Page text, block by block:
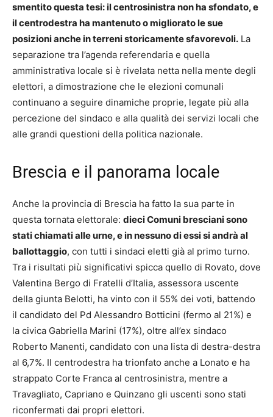
smentito questa tesi: il centrosinistra non ha sfondato, e
il centrodestra ha mantenuto o migliorato le sue
posizioni anche in terreni storicamente sfavorevoli. La
separazione tra l’agenda referendaria e quella
amministrativa locale si è rivelata netta nella mente degli
elettori, a dimostrazione che le elezioni comunali
continuano a seguire dinamiche proprie, legate più alla
percezione del sindaco e alla qualità dei servizi locali che
alle grandi questioni della politica nazionale.
Brescia e il panorama locale
Anche la provincia di Brescia ha fatto la sua parte in
questa tornata elettorale: dieci Comuni bresciani sono
stati chiamati alle urne, e in nessuno di essi si andrà al
ballottaggio, con tutti i sindaci eletti già al primo turno.
Tra i risultati più significativi spicca quello di Rovato, dove
Valentina Bergo di Fratelli d’Italia, assessora uscente
della giunta Belotti, ha vinto con il 55% dei voti, battendo
il candidato del Pd Alessandro Botticini (fermo al 21%) e
la civica Gabriella Marini (17%), oltre all’ex sindaco
Roberto Manenti, candidato con una lista di destra-destra
al 6,7%. Il centrodestra ha trionfato anche a Lonato e ha
strappato Corte Franca al centrosinistra, mentre a
Travagliato, Capriano e Quinzano gli uscenti sono stati
riconfermati dai propri elettori.